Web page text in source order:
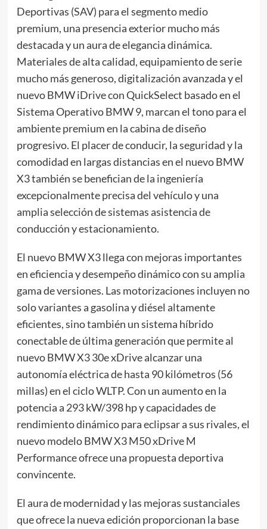
Deportivas (SAV) para el segmento medio
premium, una presencia exterior mucho más
destacada y un aura de elegancia dinámica.
Materiales de alta calidad, equipamiento de serie
mucho más generoso, digitalización avanzada y el
nuevo BMW iDrive con QuickSelect basado en el
Sistema Operativo BMW 9, marcan el tono para el
ambiente premium en la cabina de diseño
progresivo. El placer de conducir, la seguridad y la
comodidad en largas distancias en el nuevo BMW
X3 también se benefician de la ingeniería
excepcionalmente precisa del vehículo y una
amplia selección de sistemas asistencia de
conducción y estacionamiento.
El nuevo BMW X3 llega con mejoras importantes
en eficiencia y desempeño dinámico con su amplia
gama de versiones. Las motorizaciones incluyen no
solo variantes a gasolina y diésel altamente
eficientes, sino también un sistema híbrido
conectable de última generación que permite al
nuevo BMW X3 30e xDrive alcanzar una
autonomía eléctrica de hasta 90 kilómetros (56
millas) en el ciclo WLTP. Con un aumento en la
potencia a 293 kW/398 hp y capacidades de
rendimiento dinámico para eclipsar a sus rivales, el
nuevo modelo BMW X3 M50 xDrive M
Performance ofrece una propuesta deportiva
convincente.
El aura de modernidad y las mejoras sustanciales
que ofrece la nueva edición proporcionan la base